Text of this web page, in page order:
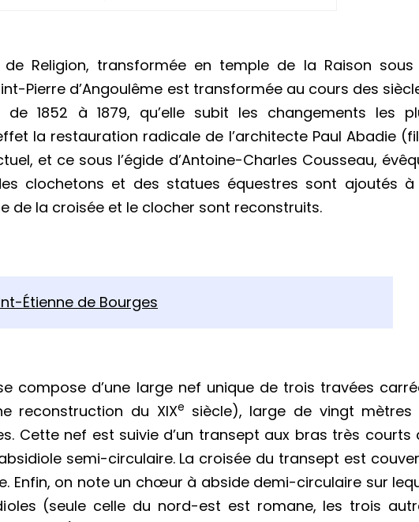
Religion, transformée en temple de la Raison sous
Pierre d’Angoulême est transformée au cours des
de 1852 à 1879, qu’elle subit les changements les
la restauration radicale de l’architecte Paul Abadie
et ce sous l’égide d’Antoine-Charles Cousseau,
clochetons et des statues équestres sont ajoutés à
de la croisée et le clocher sont reconstruits.
Étienne de Bourges
compose d’une large nef unique de trois travées
reconstruction du XIXe siècle), large de vingt mètres
Cette nef est suivie d’un transept aux bras très courts
semi-circulaire. La croisée du transept est
Enfin, on note un chœur à abside demi-circulaire sur
(seule celle du nord-est est romane, les trois